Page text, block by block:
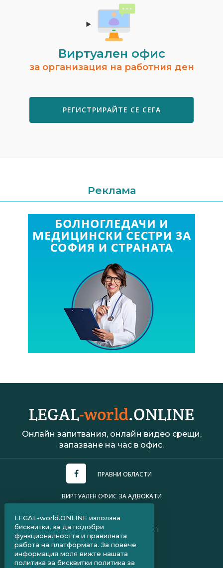
Виртуален офис
за организация на работния ден
РЕГИСТРИРАЙТЕ СЕ СЕГА
Реклама
Онлайн запитвания, онлайн видео срещи,
запазване на час в офис.
ПРАВНИ ОБЛАСТИ
ВИРТУАЛЕН ОФИС ЗА АДВОКАТИ
ПОЛИТИКА ЗА ПОВЕРИТЕЛНОСТ
ЧЗВ ЗА КЛИЕНТИ
ЧЗВ ЗА АДВОКАТИ
LEGAL-world.ONLINE използва
бисквитки, за да подобри
функционалността и правилната
работа на платформата. За повече
информация моля вижте нашата
политика за бисквитки политика за